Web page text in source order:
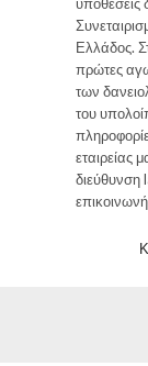
Ελλάδος.
πρώτες
των
του
εταιρείας
διεύθυνση